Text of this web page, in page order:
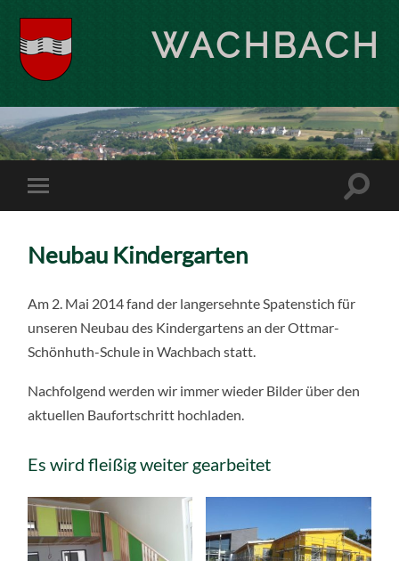
WACHBACH
Neubau Kindergarten
Am 2. Mai 2014 fand der langersehnte Spatenstich für
unseren Neubau des Kindergartens an der Ottmar-
Schönhuth-Schule in Wachbach statt.
Nachfolgend werden wir immer wieder Bilder über den
aktuellen Baufortschritt hochladen.
Es wird fleißig weiter gearbeitet